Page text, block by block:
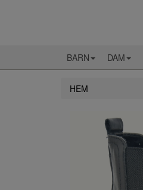
BARN DAM
HEM